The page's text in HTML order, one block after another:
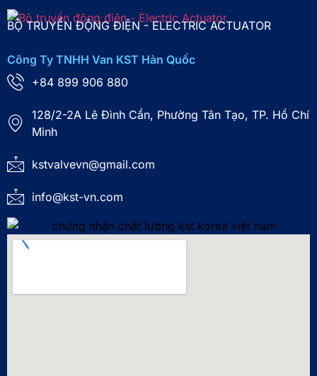
BỘ TRUYỀN ĐỘNG ĐIỆN - ELECTRIC ACTUATOR
Công Ty TNHH Van KST Hàn Quốc
+84 899 906 880
128/2-2A Lê Đình Cẩn, Phường Tân Tạo, TP. Hồ Chí
Minh
kstvalvevn@gmail.com
info@kst-vn.com